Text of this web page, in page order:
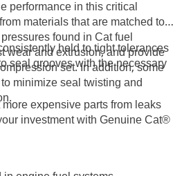
performance in this critical
materials that are matched to
found in Cat fuel
wear and extrusion, and provide
set. In addition, some
minimize seal twisting and
held to tight tolerances
seal grooves with the necessary
expensive parts from leaks
investment with Genuine Cat®